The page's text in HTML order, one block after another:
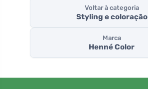
Voltar à categoria
Styling e coloração
Marca
Henné Color